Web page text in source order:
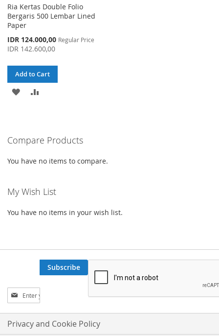
Ria Kertas Double Folio
Bergaris 500 Lembar Lined
Paper
Special
Price
IDR 124.000,00 Regular Price
IDR 142.600,00
Add to Cart
ADD
LIST
Compare Products
You have no items to compare.
My Wish List
You have no items in your wish list.
Sign
Up
for
Our
Newsletter:
Subscribe
Privacy and Cookie Policy